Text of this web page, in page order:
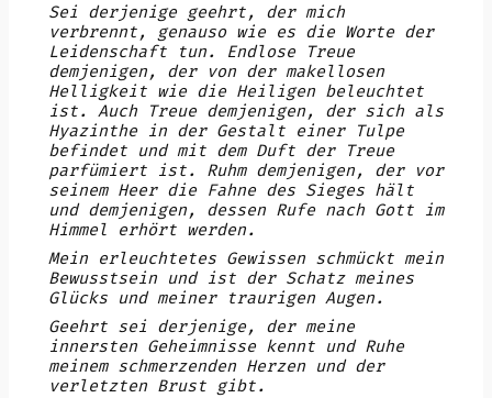
Sei derjenige geehrt, der mich
verbrennt, genauso wie es die Worte der
Leidenschaft tun. Endlose Treue
demjenigen, der von der makellosen
Helligkeit wie die Heiligen beleuchtet
ist. Auch Treue demjenigen, der sich als
Hyazinthe in der Gestalt einer Tulpe
befindet und mit dem Duft der Treue
parfümiert ist. Ruhm demjenigen, der vor
seinem Heer die Fahne des Sieges hält
und demjenigen, dessen Rufe nach Gott im
Himmel erhört werden.
Mein erleuchtetes Gewissen schmückt mein
Bewusstsein und ist der Schatz meines
Glücks und meiner traurigen Augen.
Geehrt sei derjenige, der meine
innersten Geheimnisse kennt und Ruhe
meinem schmerzenden Herzen und der
verletzten Brust gibt.